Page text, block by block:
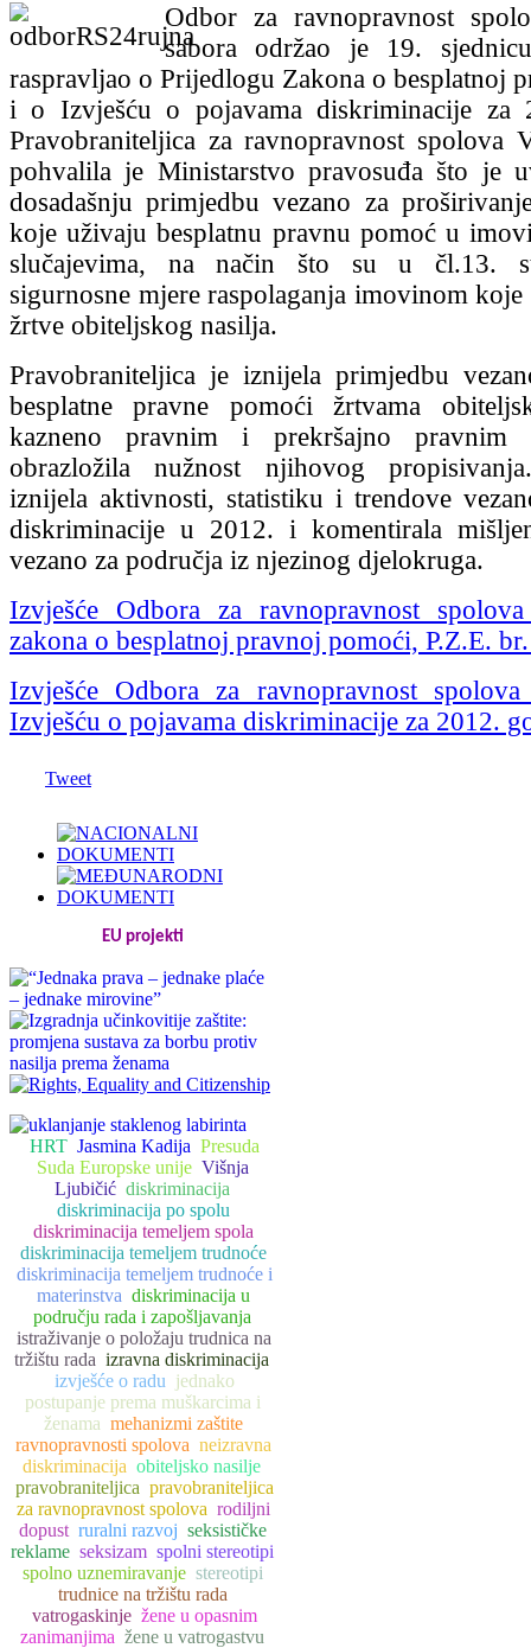
Odbor za ravnopravnost
sabora održao je 19.
raspravljao o Prijedlogu Zakona o besplatnoj
i o Izvješću o pojavama diskriminacije za
Pravobraniteljica za ravnopravnost spolova
pohvalila je Ministarstvo pravosuđa što je
dosadašnju primjedbu vezano za
koje uživaju besplatnu pravnu pomoć u
slučajevima, na način što su u čl.13.
sigurnosne mjere raspolaganja imovinom koje
žrtve obiteljskog nasilja.
Pravobraniteljica je iznijela primjedbu
besplatne pravne pomoći žrtvama
kazneno pravnim i prekršajno pravnim
obrazložila nužnost njihovog
iznijela aktivnosti, statistiku i trendove
diskriminacije u 2012. i komentirala
vezano za područja iz njezinog djelokruga.
Izvješće Odbora za ravnopravnost
zakona o besplatnoj pravnoj pomoći, P.Z.E.
Izvješće Odbora za ravnopravnost
Izvješću o pojavama diskriminacije za 2012.
Tweet
EU projekti
HRT Jasmina Kadija Presuda
Suda Europske unije Višnja
Ljubičić diskriminacija
diskriminacija po spolu
diskriminacija temeljem spola
diskriminacija temeljem trudnoće
diskriminacija temeljem trudnoće i
materinstva diskriminacija u
području rada i zapošljavanja
istraživanje o položaju trudnica na
tržištu rada izravna diskriminacija
izvješće o radu jednako
postupanje prema muškarcima i
ženama mehanizmi zaštite
ravnopravnosti spolova neizravna
diskriminacija obiteljsko nasilje
pravobraniteljica pravobraniteljica
za ravnopravnost spolova rodiljni
dopust ruralni razvoj seksističke
reklame seksizam spolni stereotipi
spolno uznemiravanje stereotipi
trudnice na tržištu rada
vatrogaskinje žene u opasnim
zanimanjima žene u vatrogastvu